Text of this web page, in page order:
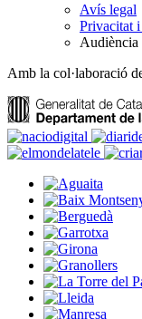
Avís legal
Privacitat
Audiència
Amb la col·laboració